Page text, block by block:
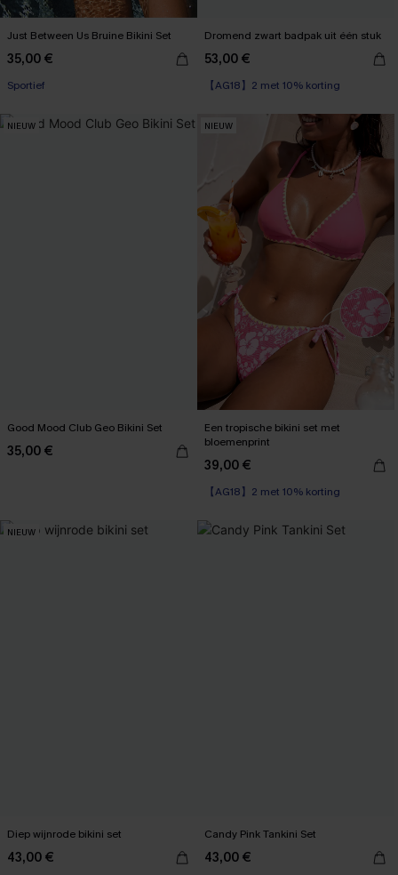
Just Between Us Bruine Bikini Set
35,00 €
Sportief
Dromend zwart badpak uit één stuk
53,00 €
【AG18】2 met 10% korting
Underwire
NIEUW
Good Mood Club Geo Bikini Set
35,00 €
NIEUW
Een tropische bikini set met
bloemenprint
39,00 €
【AG18】2 met 10% korting
NIEUW
Diep wijnrode bikini set
43,00 €
Candy Pink Tankini Set
43,00 €